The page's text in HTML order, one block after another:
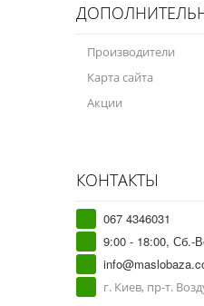
Производители
Карта сайта
Акции
КОНТАКТЫ
067 4346031
9:00 - 18:00, Сб.-
г. Киев, пр-т.